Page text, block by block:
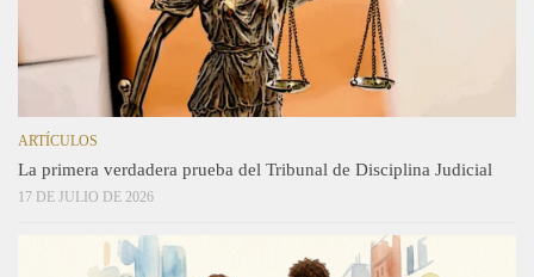
ARTÍCULOS
La primera verdadera prueba del Tribunal de Disciplina Judicial
17 DE JULIO DE 2026